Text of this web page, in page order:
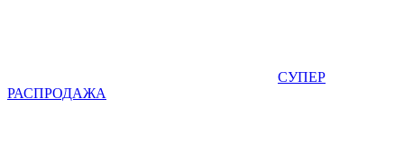
СУПЕР
РАСПРОДАЖА